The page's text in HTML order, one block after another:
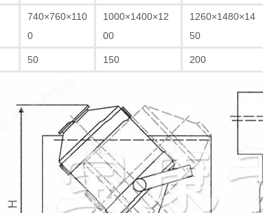
740×760×110
0
1000×1400×12
00
1260×1480×14
50
50 150 200